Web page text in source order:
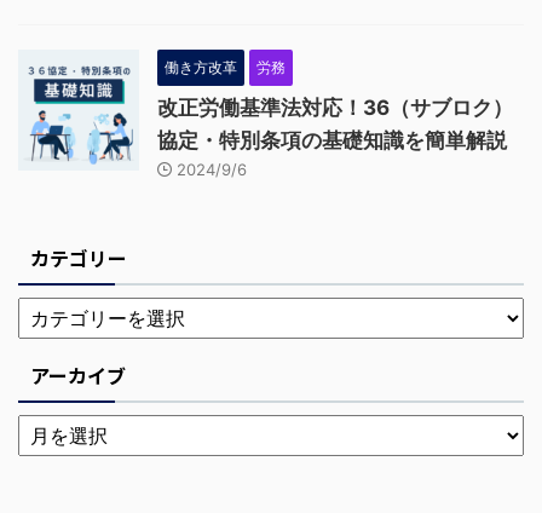
働き方改革 労務
改正労働基準法対応！36（サブロク）
協定・特別条項の基礎知識を簡単解説
2024/9/6
カテゴリー
アーカイブ